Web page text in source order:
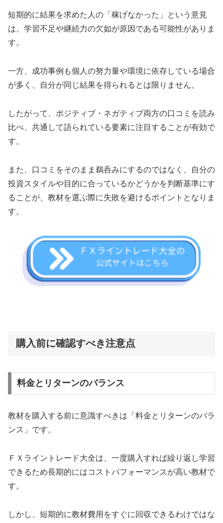
短期的に結果を求めた人の「稼げなかった」という意見
は、学習不足や継続力の欠如が原因である可能性がありま
す。
一方、成功事例も個人の努力量や環境に依存している場合
が多く、自分が同じ結果を得られるとは限りません。
したがって、ポジティブ・ネガティブ両方の口コミを読み
比べ、共通して語られている要素に注目することが有効で
す。
また、口コミをそのまま鵜呑みにするのではなく、自分の
投資スタイルや目的に合っているかどうかを判断基準にす
ることが、教材を選ぶ際に失敗を避けるポイントとなりま
す。
購入前に確認すべき注意点
料金とリターンのバランス
教材を購入する前に意識すべきは「料金とリターンのバラ
ンス」です。
ＦＸライントレード大全は、一度購入すれば繰り返し学習
できるため長期的にはコストパフォーマンスが高い教材で
す。
しかし、短期的に教材費用をすぐに回収できるわけではな